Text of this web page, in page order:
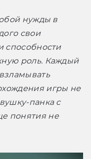
нужды в
свои
способности
роль. Каждый
игры не
панка с
понятия не